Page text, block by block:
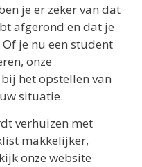
je er zeker van dat
afgerond en dat je
je nu een student
onze
het opstellen van
situatie.
verhuizen met
makkelijker,
onze website